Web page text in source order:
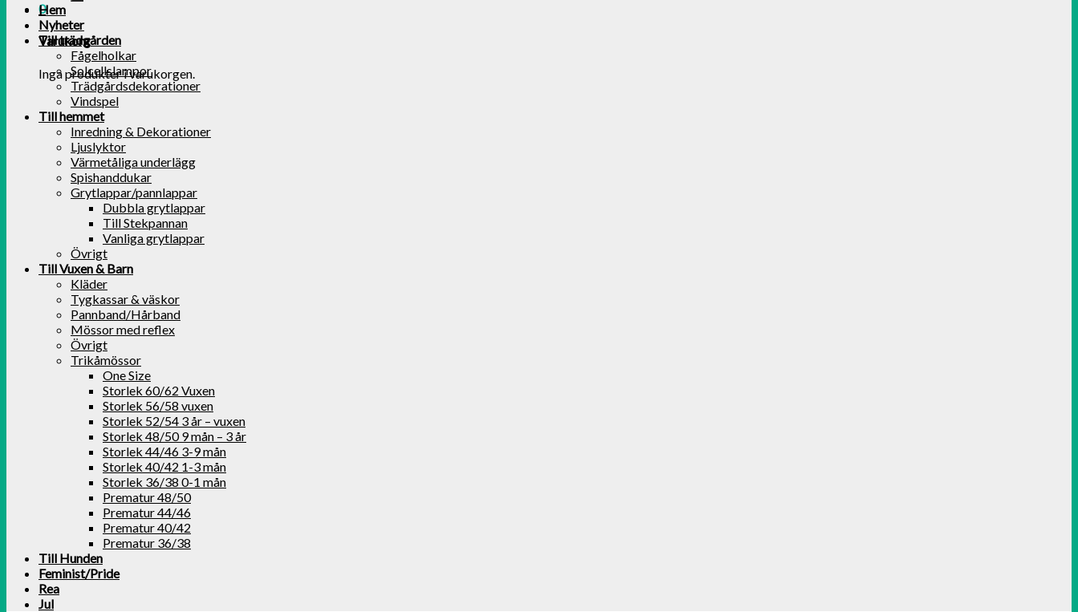
0
Varukorg
Inga produkter i varukorgen.
Hem
Nyheter
Till trädgården
Fågelholkar
Solcellslampor
Trädgårdsdekorationer
Vindspel
Till hemmet
Inredning & Dekorationer
Ljuslyktor
Värmetåliga underlägg
Spishanddukar
Grytlappar/pannlappar
Dubbla grytlappar
Till Stekpannan
Vanliga grytlappar
Övrigt
Till Vuxen & Barn
Kläder
Tygkassar & väskor
Pannband/Hårband
Mössor med reflex
Övrigt
Trikåmössor
One Size
Storlek 60/62 Vuxen
Storlek 56/58 vuxen
Storlek 52/54 3 år – vuxen
Storlek 48/50 9 mån – 3 år
Storlek 44/46 3-9 mån
Storlek 40/42 1-3 mån
Storlek 36/38 0-1 mån
Prematur 48/50
Prematur 44/46
Prematur 40/42
Prematur 36/38
Till Hunden
Feminist/Pride
Rea
Jul